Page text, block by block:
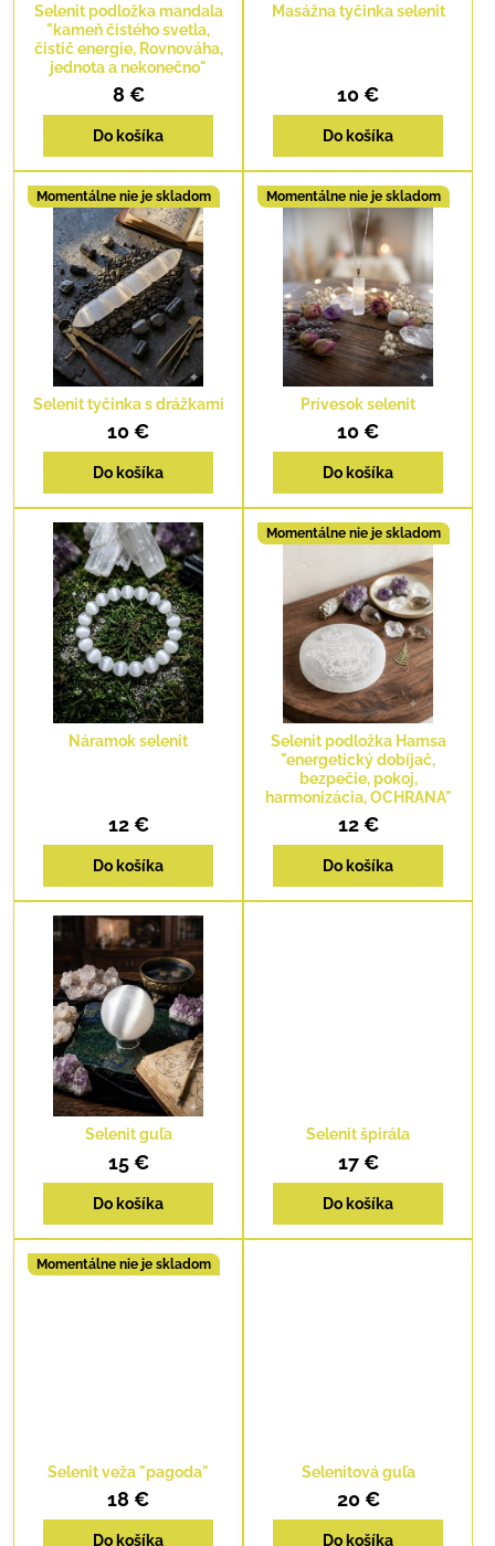
Selenit podložka mandala
"kameň čistého svetla,
čistič energie, Rovnováha,
jednota a nekonečno"
8 €
Do košíka
Masážna tyčinka selenit
10 €
Do košíka
Momentálne nie je skladom
Selenit tyčinka s drážkami
10 €
Do košíka
Momentálne nie je skladom
Prívesok selenit
10 €
Do košíka
Náramok selenit
12 €
Do košíka
Momentálne nie je skladom
Selenit podložka Hamsa
"energetický dobíjač,
bezpečie, pokoj,
harmonizácia, OCHRANA"
12 €
Do košíka
Selenit guľa
15 €
Do košíka
Selenit špirála
17 €
Do košíka
Momentálne nie je skladom
Selenit veža "pagoda"
18 €
Do košíka
Selenitová guľa
20 €
Do košíka